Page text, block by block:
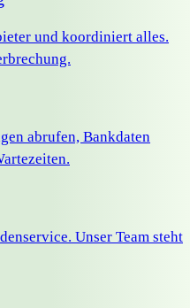
und koordiniert alles.
abrufen, Bankdaten
Unser Team steht